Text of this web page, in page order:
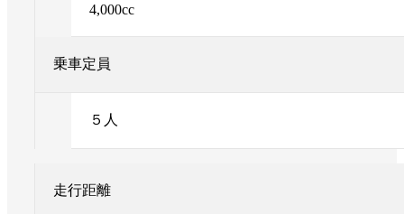
4,000cc
乗車定員
５人
走行距離